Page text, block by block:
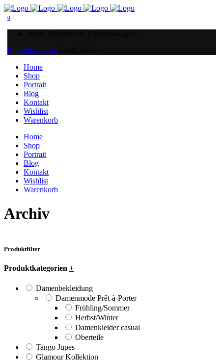
0
Einkaufswagen
Home
Shop
Portrait
Blog
Kontakt
Wishlist
Warenkorb
Home
Shop
Portrait
Blog
Kontakt
Wishlist
Warenkorb
Archiv
Produktfilter
Produktkategorien +
Damenbekleidung
Damenmode Prêt-à-Porter
Frühling/Sommer
Herbst/Winter
Damenkleider casual
Oberteile
Tango Jupes
Glamour Kollektion